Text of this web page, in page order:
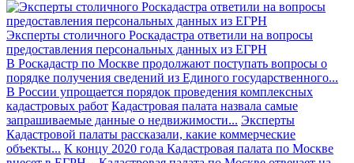
Эксперты столичного Роскадастра ответили на вопросы
предоставления персональных данных из ЕГРН
В Роскадастр по Москве продолжают поступать вопросы о
порядке получения сведений из Единого государственного...
В России упрощается порядок проведения комплексных
кадастровых работ Кадастровая палата назвала самые
запрашиваемые данные о недвижимости... Эксперты
Кадастровой палаты рассказали, какие коммерческие
объекты... К концу 2020 года Кадастровая палата по Москве